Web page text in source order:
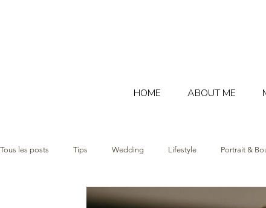
HOME ABOUT ME
Tous les posts Tips Wedding Lifestyle Portrait &